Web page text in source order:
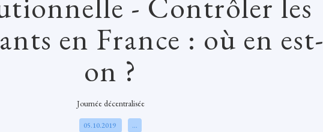
en France : où en est-
on ?
Journée décentralisée
05.10.2019 …